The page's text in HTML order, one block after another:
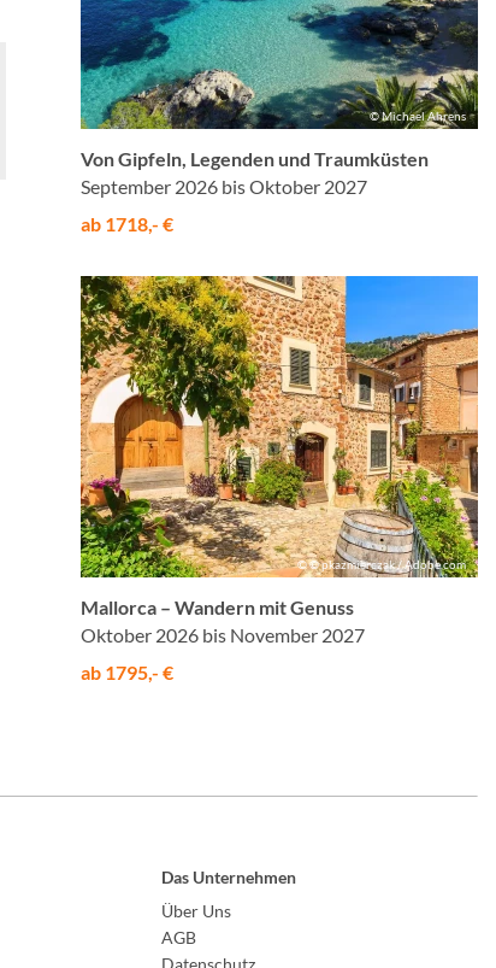
© Michael Ahrens
Von Gipfeln, Legenden und Traumküsten
September 2026 bis Oktober 2027
ab 1718,- €
© © pkazmierczak / Adobe.com
Mallorca – Wandern mit Genuss
Oktober 2026 bis November 2027
ab 1795,- €
Das Unternehmen
Über Uns
AGB